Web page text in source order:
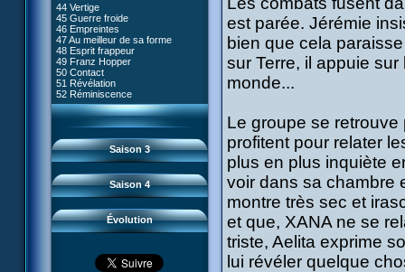
44 Vertige
45 Guerre froide
46 Empreintes
47 Au meilleur de sa forme
48 Esprit frappeur
49 Franz Hopper
50 Contact
51 Révélation
52 Réminiscence
Saison 3
54 Lyoko moins un
55 Raz de marée
56 Fausse piste
57 Aelita
58 Le prétendant
59 Le secret
60 Tarentule au plafond
61 Sabotage
62 Désincarnation
63 Triple sot
64 Surmenage
65 Dernier round
Saison 4
81 Oeil pour oeil
82 Mémoire blanche
83 Superstition
84 Missile guidé
85 La belle de Kadic
86 Kiwi superstar
87 Planète bleue
88 Cousins ennemis
89 Il est sensé d'être insensé
90 Médusée
91 Mauvaises ondes
93 Retour
94 Contre-attaque
95 Souvenirs
Évolution
#09 - Comment tromper XANA
#10 - Le réveil du guerrier
#11 - Rendez-vous
#12 - Chaos à Kadic
#13 - Vendredi 13
#14 - Intrusion
#15 - Les sans-codes
#16 - Confusion
#17 - Un avenir professionnel
assuré
#18 - Obstination
#19 - Le piège
#21 - Faux-semblants
#22 - Mutinerie
#24 - Paradoxe temporel
#25 - Hécatombe
#26 - Ultime mission
est parée. Jérémie
bien que cela
sur Terre, il appuie
monde...
Le groupe se
profitent pour relater
plus en plus inquiète
voir dans sa chambre
montre très sec et
et que, XANA ne se
triste, Aelita exprime
lui révéler quelque